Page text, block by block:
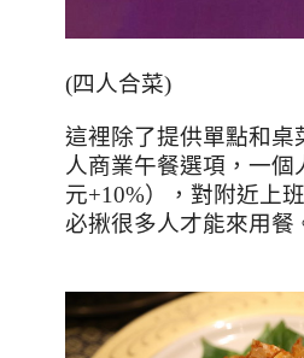
(四人合菜)
這裡除了提供單點和桌
人商業午餐選項，一個
元+10%），對附近上
必揪很多人才能來用餐